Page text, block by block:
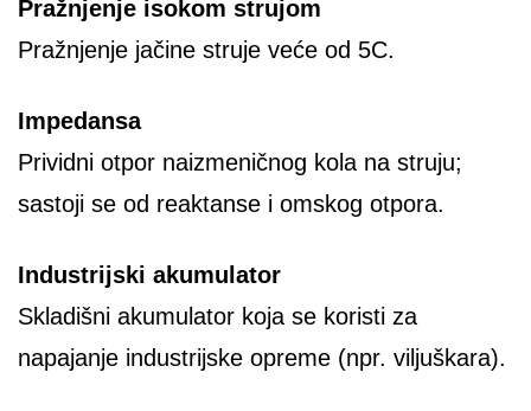
Pražnjenje isokom strujom
Pražnjenje jačine struje veće od 5C.
Impedansa
Prividni otpor naizmeničnog kola na struju;
sastoji se od reaktanse i omskog otpora.
Industrijski akumulator
Skladišni akumulator koja se koristi za
napajanje industrijske opreme (npr. viljuškara).